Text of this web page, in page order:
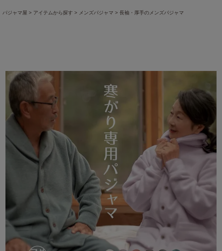
パジャマ屋 アイテムから探す メンズパジャマ 長袖・厚手のメンズパジャマ